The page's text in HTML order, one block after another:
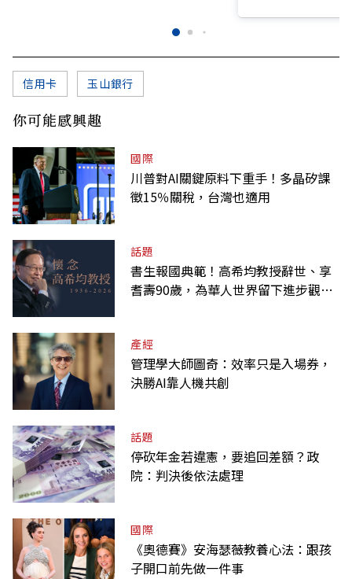
信用卡 玉山銀行
你可能感興趣
國際
川普對AI關鍵原料下重手！多晶矽課
徵15％關稅，台灣也適用
話題
書生報國典範！高希均教授辭世、享
耆壽90歲，為華人世界留下進步觀念
產經
管理學大師圖奇：效率只是入場券，
決勝AI靠人機共創
話題
停砍年金若違憲，要追回差額？政
院：判決後依法處理
國際
《奧德賽》安海瑟薇教養心法：跟孩
子開口前先做一件事